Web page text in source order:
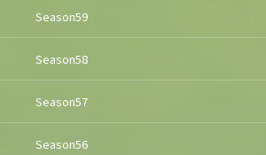
Season59
Season58
Season57
Season56